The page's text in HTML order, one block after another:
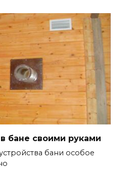
бане своими руками
бани особое